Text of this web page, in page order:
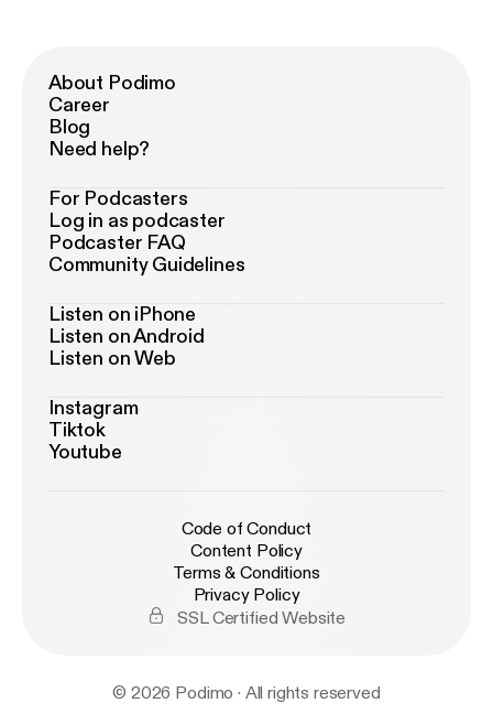
About Podimo
Career
Blog
Need help?
For Podcasters
Log in as podcaster
Podcaster FAQ
Community Guidelines
Listen on iPhone
Listen on Android
Listen on Web
Instagram
Tiktok
Youtube
Code of Conduct
Content Policy
Terms & Conditions
Privacy Policy
SSL Certified Website
© 2026 Podimo · All rights reserved